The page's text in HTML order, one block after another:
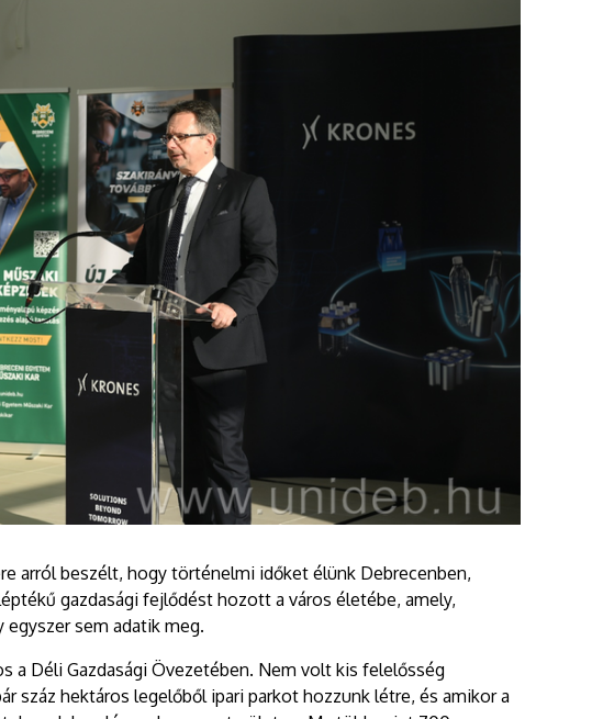
arról beszélt, hogy történelmi időket élünk Debrecenben,
gazdasági fejlődést hozott a város életébe, amely,
egyszer sem adatik meg.
a Déli Gazdasági Övezetében. Nem volt kis felelősség
száz hektáros legelőből ipari parkot hozzunk létre, és amikor a